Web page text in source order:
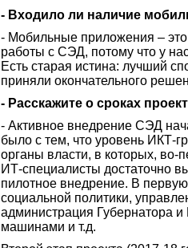
- Входило ли наличие
- Мобильные приложения –
работы с СЭД, потому что у
Есть старая истина: лучший
приняли окончательного
- Расскажите о сроках
- Активное внедрение СЭД
было с тем, что уровень ИКТ-
органы власти, в которых, во-
ИТ-специалисты достаточно
пилотное внедрение. В
социальной политики,
администрация Губернатора
машинами и т.д.